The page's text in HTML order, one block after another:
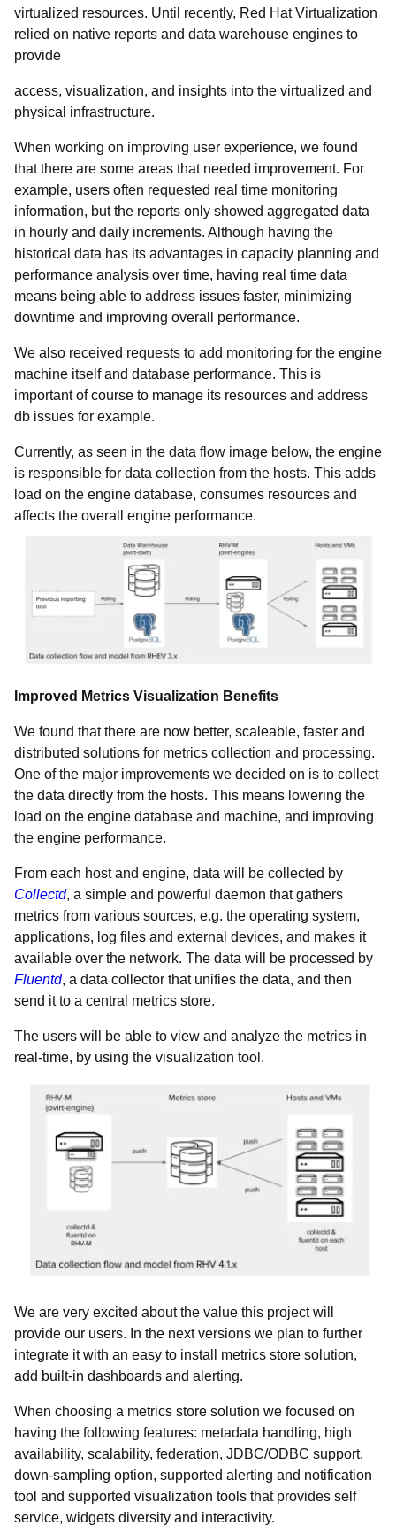
virtualized resources. Until recently, Red Hat Virtualization
relied on native reports and data warehouse engines to
provide
access, visualization, and insights into the virtualized and
physical infrastructure.
When working on improving user experience, we found
that there are some areas that needed improvement. For
example, users often requested real time monitoring
information, but the reports only showed aggregated data
in hourly and daily increments. Although having the
historical data has its advantages in capacity planning and
performance analysis over time, having real time data
means being able to address issues faster, minimizing
downtime and improving overall performance.
We also received requests to add monitoring for the engine
machine itself and database performance. This is
important of course to manage its resources and address
db issues for example.
Currently, as seen in the data flow image below, the engine
is responsible for data collection from the hosts. This adds
load on the engine database, consumes resources and
affects the overall engine performance.
Improved Metrics Visualization Benefits
We found that there are now better, scaleable, faster and
distributed solutions for metrics collection and processing.
One of the major improvements we decided on is to collect
the data directly from the hosts. This means lowering the
load on the engine database and machine, and improving
the engine performance.
From each host and engine, data will be collected by
Collectd, a simple and powerful daemon that gathers
metrics from various sources, e.g. the operating system,
applications, log files and external devices, and makes it
available over the network. The data will be processed by
Fluentd, a data collector that unifies the data, and then
send it to a central metrics store.
The users will be able to view and analyze the metrics in
real-time, by using the visualization tool.
We are very excited about the value this project will
provide our users. In the next versions we plan to further
integrate it with an easy to install metrics store solution,
add built-in dashboards and alerting.
When choosing a metrics store solution we focused on
having the following features: metadata handling, high
availability, scalability, federation, JDBC/ODBC support,
down-sampling option, supported alerting and notification
tool and supported visualization tools that provides self
service, widgets diversity and interactivity.